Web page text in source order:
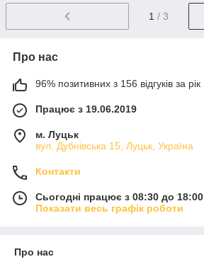
1 / 3
Про нас
96% позитивних з 156 відгуків за рік
Працює з 19.06.2019
м. Луцьк
вул. Дубнівська 15, Луцьк, Україна
Контакти
Сьогодні працює з 08:30 до 18:00
Показати весь графік роботи
Про нас